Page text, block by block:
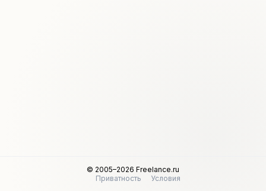
© 2005–2026 Freelance.ru
Приватность
Условия